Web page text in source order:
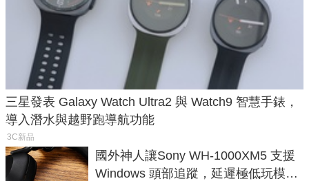
三星發表 Galaxy Watch Ultra2 與 Watch9 智慧手錶，
導入潛水與越野跑導航功能
3C新品
國外神人讓Sony WH-1000XM5 支援
Windows 頭部追蹤，延遲極低玩模擬